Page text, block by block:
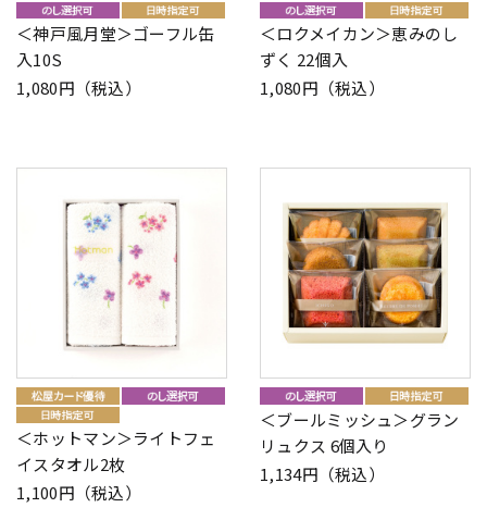
＜神戸風月堂＞ゴーフル缶
入10S
1,080円（税込）
＜ロクメイカン＞恵みのし
ずく 22個入
1,080円（税込）
＜ホットマン＞ライトフェ
イスタオル2枚
1,100円（税込）
＜ブールミッシュ＞グラン
リュクス 6個入り
1,134円（税込）